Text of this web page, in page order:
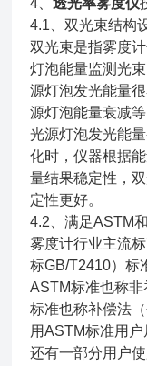
4.1、双光束结构
双光束是指雾度
灯泡能量监测光
源灯泡发光能量
源灯泡能量衰减
光源灯泡发光能
化时，仪器根据
量结果稳定性，
定性更好。
4.2、满足ASTM
雾度计行业主流
标GB/T2410）标
ASTM标准也称
标准也称补偿法
用ASTM标准用户
还有一部分用户